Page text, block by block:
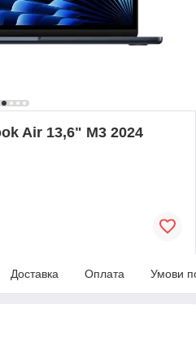
Air 13,6" M3 2024
Доставка Оплата Умови